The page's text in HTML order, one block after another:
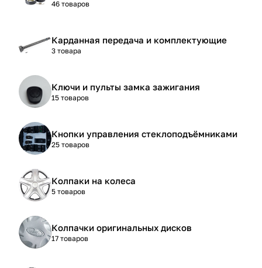
46 товаров
Карданная передача и комплектующие
3 товара
Ключи и пульты замка зажигания
15 товаров
Кнопки управления стеклоподъёмниками
25 товаров
Колпаки на колеса
5 товаров
Колпачки оригинальных дисков
17 товаров